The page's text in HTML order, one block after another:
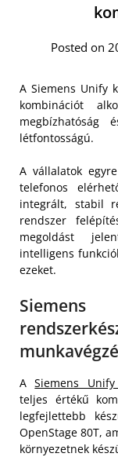
Posted on
A Siemens Unify
kombinációt
megbízhatóság
létfontosságú.
A vállalatok
telefonos
integrált, stabil
rendszer
megoldást
intelligens
ezeket.
ASiemens
teljes értékű
legfejlettebb
OpenStage 80T,
környezetnek